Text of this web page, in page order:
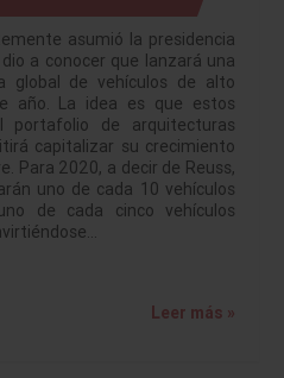
asumió la presidencia
a conocer que lanzará una
global de vehículos de alto
año. La idea es que estos
portafolio de arquitecturas
capitalizar su crecimiento
Para 2020, a decir de Reuss,
uno de cada 10 vehículos
de cada cinco vehículos
Leer más »